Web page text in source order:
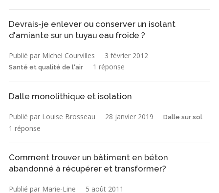
Devrais-je enlever ou conserver un isolant
d'amiante sur un tuyau eau froide ?
Publié par Michel Courvilles 3 février 2012
Santé et qualité de l'air 1 réponse
Dalle monolithique et isolation
Publié par Louise Brosseau 28 janvier 2019 Dalle sur sol
1 réponse
Comment trouver un bâtiment en béton
abandonné à récupérer et transformer?
Publié par Marie-Line 5 août 2011